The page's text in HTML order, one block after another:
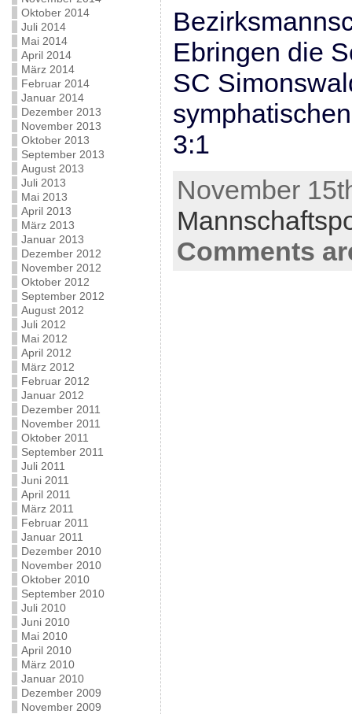
Oktober 2014
Juli 2014
Mai 2014
April 2014
März 2014
Februar 2014
Januar 2014
Dezember 2013
November 2013
Oktober 2013
September 2013
August 2013
Juli 2013
Mai 2013
April 2013
März 2013
Januar 2013
Dezember 2012
November 2012
Oktober 2012
September 2012
August 2012
Juli 2012
Mai 2012
April 2012
März 2012
Februar 2012
Januar 2012
Dezember 2011
November 2011
Oktober 2011
September 2011
Juli 2011
Juni 2011
April 2011
März 2011
Februar 2011
Januar 2011
Dezember 2010
November 2010
Oktober 2010
September 2010
Juli 2010
Juni 2010
Mai 2010
April 2010
März 2010
Januar 2010
Dezember 2009
November 2009
Ebringen die
SC
3:1
November
Comments